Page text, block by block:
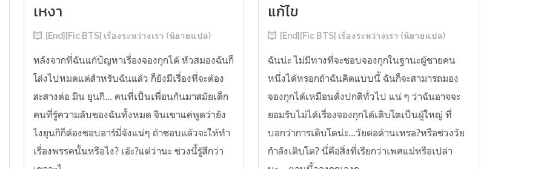
เหงา
[End][Fic BTS] เรื่องระหว่างเรา (นิยายแปล)
หลังจากที่ฉันแก้ปัญหาเรื่องจองกุกได้ หัวสมองฉันก็
โล่งไปหมดแต่สำหรับฉันแล้ว ก็ยังมีเรื่องที่จะต้อง
สะสางต่อ มิน ยุนกิ... คนที่เป็นเพื่อนกันมาสมัยเด็ก
คนที่รู้ความลับของฉันทั้งหมด จินเขาแค่พูดว่ายัง
ไงยุนกิก็ต้องชอบอาร์มี่จังแน่ๆ ถ้าชอบแล้วจะให้ทำ
เรื่องพรรคนั้นหรือไง? เอ๊ะ?แต่ว่านะ ช่วงนี้รู้สึกว่า
แก้ไข
[End][Fic BTS] เรื่องระหว่างเรา (นิยายแปล)
ฉันน่ะ ไม่มีทางที่จะชอบจองกุกในฐานะผู้ชายคน
หนึ่งได้หรอกถ้าฉันคิดแบบนี้ ฉันก็จะสามารถมอง
จองกุกได้เหมือนดั่งปกติทั่วไป แน่ ๆ ว่าฉันอาจจะ
ยอมรับไม่ได้เรื่องจองกุกได้เติบโตเป็นผู้ใหญ่ ที่
บอกว่าการเติบโตน่ะ...วัยต่อต้านเหรอ?หรือช่วงวัย
กำลังเติบโต? นี่คือสิ่งที่เรียกว่าเพศแม่หรือเปล่า